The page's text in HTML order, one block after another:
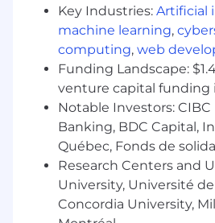
7 ans ou plus
Programmeur Physique
jeu vidéo;
Excellentes
compris en débogage
Expérience avec Unreal
Solides compétences
surtout en algèbre
vectoriel;
Key Industries: Artificial
machine learning,
computing, web
Funding Landscape:
venture capital funding
Notable Investors:
Banking, BDC Capital,
Québec, Fonds de
Research Centers and
University, Université
Concordia University,